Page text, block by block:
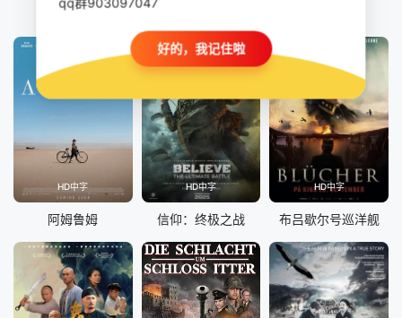
浴血困牛山
HD中字
阿姆鲁姆
HD中字
信仰：终极之战
HD中字
布吕歇尔号巡洋舰
好的，我记住啦